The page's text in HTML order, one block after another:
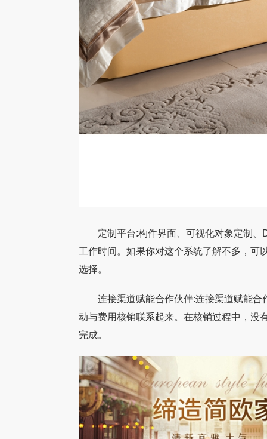
定制平台:构件界面、可视化对象定制、
工作时间。如果你对这个系统了解不多，可
选择。
连接渠道赋能合作伙伴:连接渠道赋能合
动与费用核销联系起来。在核销过程中，没
完成。